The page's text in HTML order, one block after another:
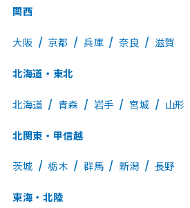
関西
大阪 京都 兵庫 奈良 滋賀
北海道・東北
北海道 青森 岩手 宮城 山形
北関東・甲信越
茨城 栃木 群馬 新潟 長野
東海・北陸